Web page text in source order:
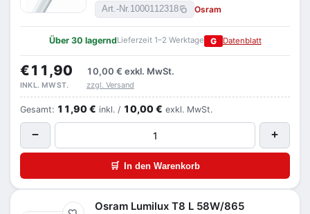
Art.-Nr.1000112318 Osram
Über 30 lagerndLieferzeit 1–2 Werktage G Datenblatt
€11,90 10,00 € exkl. MwSt.
INKL. MWST. zzgl. Versand
Gesamt: 11,90 € inkl. / 10,00 € exkl. MwSt.
− +
🛒 In den Warenkorb
Osram Lumilux T8 L 58W/865